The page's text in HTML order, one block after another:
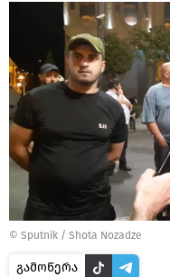
© Sputnik / Shota Nozadze
გამოწერა